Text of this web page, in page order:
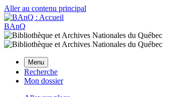
Aller au contenu principal
BAnQ
Menu
Recherche
Mon dossier